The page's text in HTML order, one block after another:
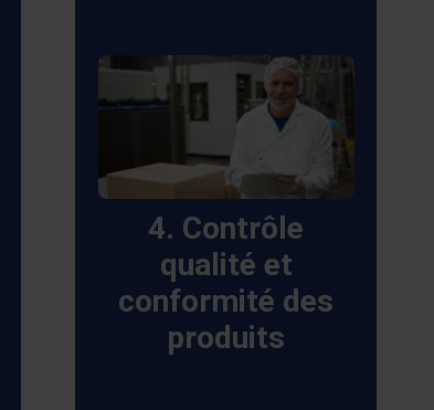
4. Contrôle
qualité et
conformité des
produits
à des équipements de
santé de haute qualité.
Nous réalisons des
contrôles rigoureux pour
vérifier la conformité des
produits, le suivi des
incidents
(matériovigilance) et le
maintien des